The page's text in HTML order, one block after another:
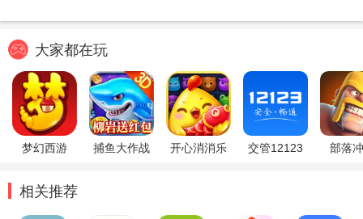
大家都在玩
梦幻西游 捕鱼大作战 开心消消乐 交管12123 部落
相关推荐